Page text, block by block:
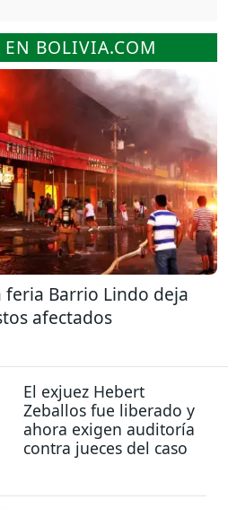
BOLIVIA.COM
Barrio Lindo deja
afectados
El exjuez Hebert
Zeballos fue liberado y
ahora exigen auditoría
contra jueces del caso